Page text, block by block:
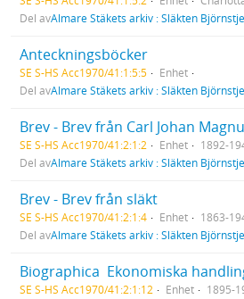
Del avAlmare Stäkets arkiv : Släkten
Anteckningsböcker
SE S-HS Acc1970/41:1:5:5
Enhet
Del avAlmare Stäkets arkiv : Släkten
Brev - Brev från Carl Johan
SE S-HS Acc1970/41:2:1:2 Enhet
1892-
Del avAlmare Stäkets arkiv : Släkten
Brev - Brev från släkt
SE S-HS Acc1970/41:2:1:4 Enhet
1863-
Del avAlmare Stäkets arkiv : Släkten
Biographica  Ekonomiska
SE S-HS Acc1970/41:2:1:12 Enhet
1895-